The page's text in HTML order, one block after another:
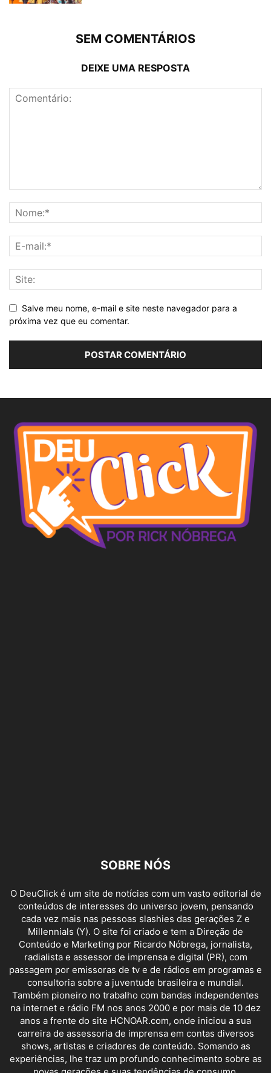
SEM COMENTÁRIOS
DEIXE UMA RESPOSTA
Salve meu nome, e-mail e site neste navegador para a
próxima vez que eu comentar.
SOBRE NÓS
O DeuClick é um site de notícias com um vasto editorial de
conteúdos de interesses do universo jovem, pensando
cada vez mais nas pessoas slashies das gerações Z e
Millennials (Y). O site foi criado e tem a Direção de
Conteúdo e Marketing por Ricardo Nóbrega, jornalista,
radialista e assessor de imprensa e digital (PR), com
passagem por emissoras de tv e de rádios em programas e
consultoria sobre a juventude brasileira e mundial.
Também pioneiro no trabalho com bandas independentes
na internet e rádio FM nos anos 2000 e por mais de 10 dez
anos a frente do site HCNOAR.com, onde iniciou a sua
carreira de assessoria de imprensa em contas diversos
shows, artistas e criadores de conteúdo. Somando as
experiências, lhe traz um profundo conhecimento sobre as